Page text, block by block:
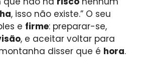
, isso não existe.” O seu
e firme: preparar-se,
, e aceitar voltar para
disser que é hora.